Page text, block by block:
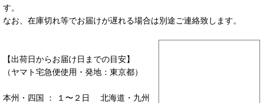
す。
なお、在庫切れ等でお届けが遅れる場合は別途ご連絡致します。
【出荷日からお届け日までの目安】
（ヤマト宅急便使用・発地：東京都）
本州・四国 ： １〜２日 北海道・九州